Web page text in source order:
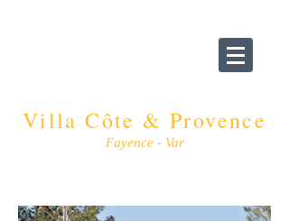
Villa Côte & Provence
Fayence - Var